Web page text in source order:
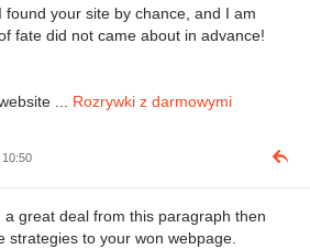
found your site by chance, and I am
fate did not came about in advance!
... Rozrywki z darmowymi
great deal from this paragraph then
strategies to your won webpage.